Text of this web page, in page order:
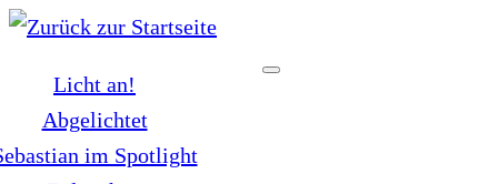
Zum
springenLicht an!
Abgelichtet
im Spotlight